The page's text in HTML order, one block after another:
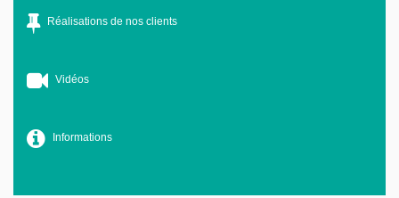
Réalisations de nos clients
Vidéos
Informations